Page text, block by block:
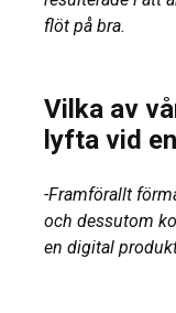
flöt på bra.
Vilka av
lyfta vid
-Framförallt
och dessutom
en digital